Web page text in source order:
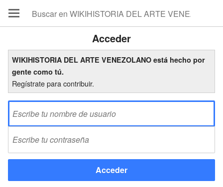
Acceder
WIKIHISTORIA DEL ARTE VENEZOLANO está hecho por
gente como tú.
Regístrate para contribuir.
Acceder